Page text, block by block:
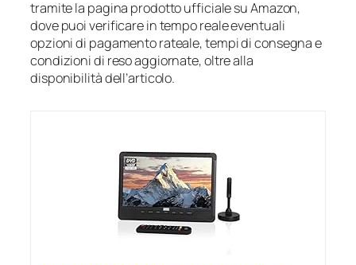
tramite la pagina prodotto ufficiale su Amazon,
dove puoi verificare in tempo reale eventuali
opzioni di pagamento rateale, tempi di consegna e
condizioni di reso aggiornate, oltre alla
disponibilità dell’articolo.